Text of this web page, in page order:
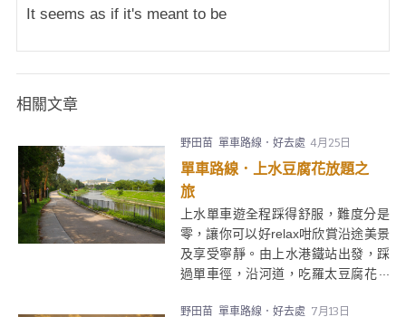
It seems as if it's meant to be
相關文章
野田苗 單車路線．好去處 4月25日
單車路線．上水豆腐花放題之
旅
上水單車遊全程踩得舒服，難度分是
零，讓你可以好relax咁欣賞沿途美景
及享受寧靜。由上水港鐵站出發，踩
過單車徑，沿河道，吃羅太豆腐花，
活動下，但又唔想太攰，呢個上水單
野田苗 單車路線．好去處 7月13日